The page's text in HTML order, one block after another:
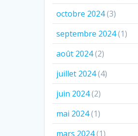
octobre 2024(3)
septembre 2024(1)
août 2024(2)
juillet 2024(4)
juin 2024(2)
mai 2024(1)
mars 2024(1)